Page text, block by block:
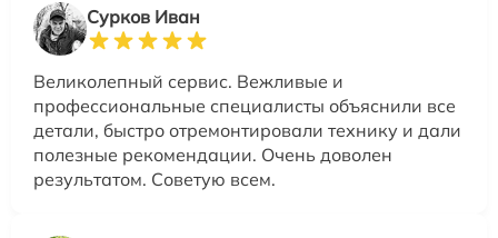
Сурков Иван
Великолепный сервис. Вежливые и
профессиональные специалисты объяснили все
детали, быстро отремонтировали технику и дали
полезные рекомендации. Очень доволен
результатом. Советую всем.